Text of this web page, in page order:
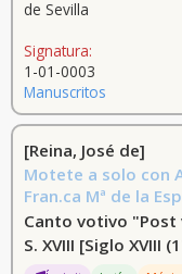
Mozart, Wolfgang
Piave, Francesco
Zanardini, Angelo,
[Ghislanzoni,
Ferrier, Paul, 1843-
de Sevilla
Signatura:
1-01-0003
Manuscritos
[Reina, José de]
Motete a solo con
Fran.ca Mª de la
Canto votivo "Post
S. XVIII [Siglo XVIII